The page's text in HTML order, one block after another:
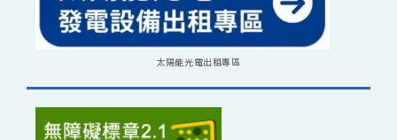
太陽能光電出租專區